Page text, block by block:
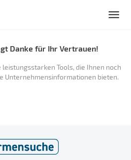
Danke für Ihr Vertrauen!
Tools, die Ihnen noch
Unternehmensinformationen bieten.